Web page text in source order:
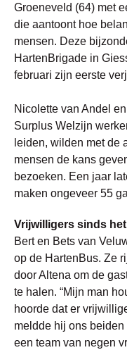
Groeneveld (64) met
die aantoont hoe
mensen. Deze
HartenBrigade in
februari zijn eerste
Nicolette van Andel
Surplus Welzijn
leiden, wilden met de
mensen de kans
bezoeken. Een jaar
maken ongeveer 55
Vrijwilligers sinds
Bert en Bets van
op de HartenBus. Ze
door Altena om de
te halen. “Mijn man
hoorde dat er
meldde hij ons beiden
een team van negen